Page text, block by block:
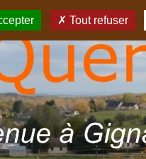
Tout refuser